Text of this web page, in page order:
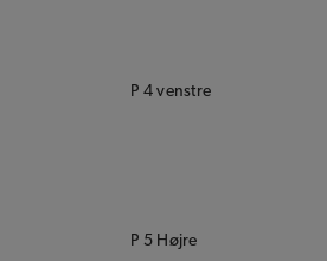
P 4 venstre
P 5 Højre